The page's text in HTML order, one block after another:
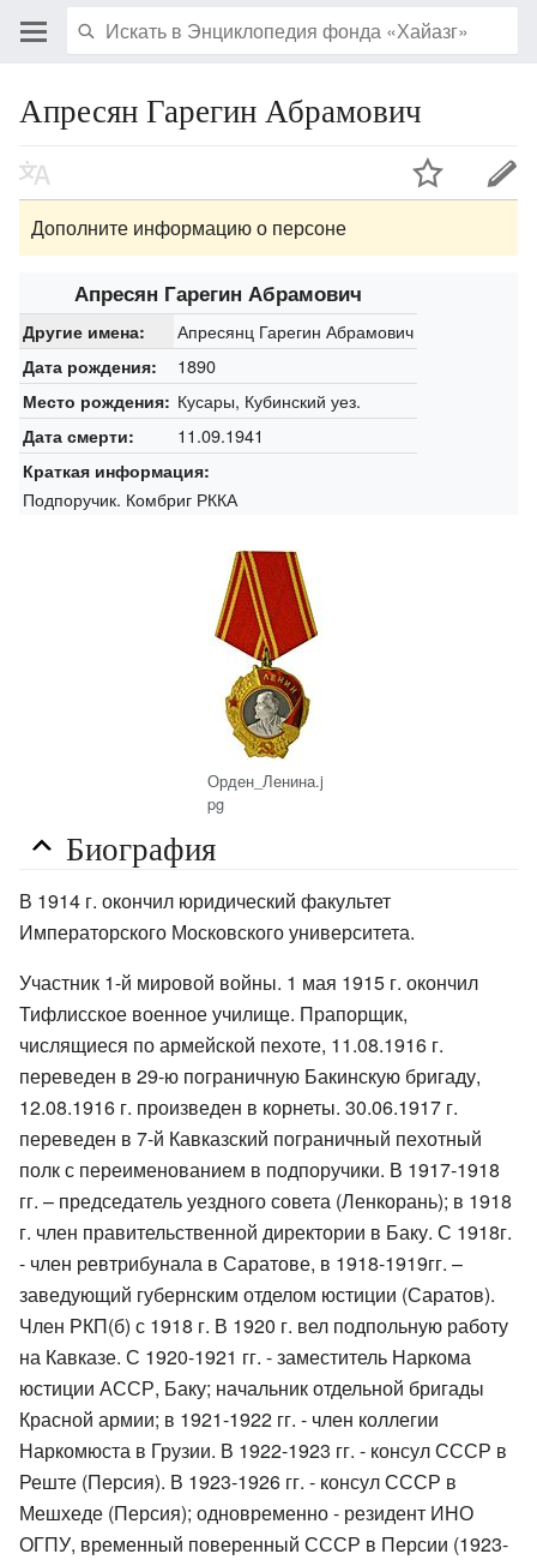
Апресян Гарегин Абрамович
Дополните информацию о персоне
Апресян Гарегин Абрамович
Другие имена: Апресянц Гарегин Абрамович
Дата рождения: 1890
Место рождения: Кусары, Кубинский уез.
Дата смерти: 11.09.1941
Краткая информация:
Подпоручик. Комбриг РККА
Орден_Ленина.j
pg
Биография
В 1914 г. окончил юридический факультет
Императорского Московского университета.
Участник 1-й мировой войны. 1 мая 1915 г. окончил
Тифлисское военное училище. Прапорщик,
числящиеся по армейской пехоте, 11.08.1916 г.
переведен в 29-ю пограничную Бакинскую бригаду,
12.08.1916 г. произведен в корнеты. 30.06.1917 г.
переведен в 7-й Кавказский пограничный пехотный
полк с переименованием в подпоручики. В 1917-1918
гг. – председатель уездного совета (Ленкорань); в 1918
г. член правительственной директории в Баку. С 1918г.
- член ревтрибунала в Саратове, в 1918-1919гг. –
заведующий губернским отделом юстиции (Саратов).
Член РКП(б) с 1918 г. В 1920 г. вел подпольную работу
на Кавказе. С 1920-1921 гг. - заместитель Наркома
юстиции АССР, Баку; начальник отдельной бригады
Красной армии; в 1921-1922 гг. - член коллегии
Наркомюста в Грузии. В 1922-1923 гг. - консул СССР в
Реште (Персия). В 1923-1926 гг. - консул СССР в
Мешхеде (Персия); одновременно - резидент ИНО
ОГПУ, временный поверенный СССР в Персии (1923-